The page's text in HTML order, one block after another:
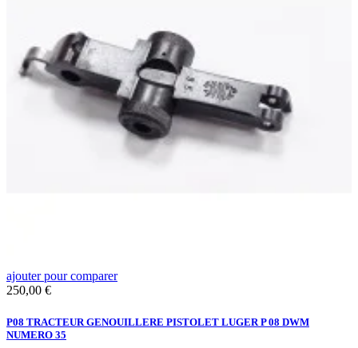
ajouter pour comparer
Prix
250,00 €
P08 TRACTEUR GENOUILLERE PISTOLET LUGER P 08 DWM
NUMERO 35